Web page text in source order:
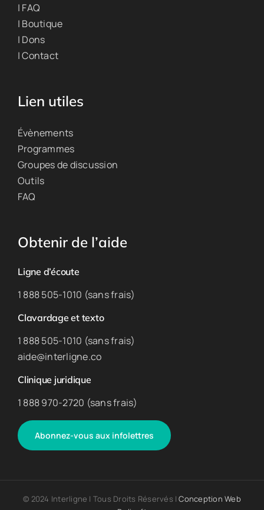
| FAQ
| Boutique
| Dons
| Contact
Lien utiles
Évènements
Programmes
Groupes de discussion
Outils
FAQ
Obtenir de l’aide
Ligne d’écoute
1 888 505-1010 (sans frais)
Clavardage et texto
1 888 505-1010 (sans frais)
aide@interligne.co
Clinique juridique
1 888 970-2720 (sans frais)
Abonnez-vous aux infolettres
© 2024 Interligne | Tous Droits Réservés |Conception Web